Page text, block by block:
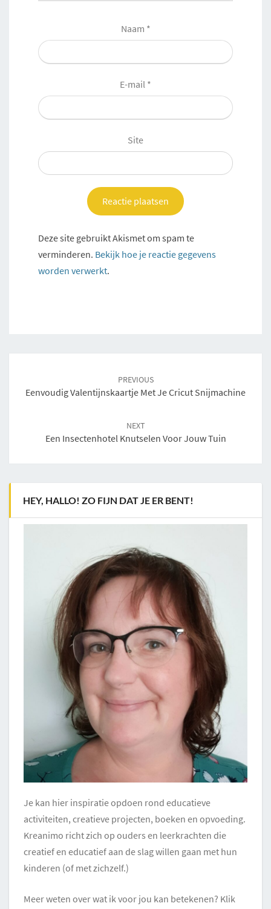
Naam *
E-mail *
Site
Deze site gebruikt Akismet om spam te
verminderen. Bekijk hoe je reactie gegevens
worden verwerkt.
PREVIOUS
Eenvoudig Valentijnskaartje Met Je Cricut Snijmachine
NEXT
Een Insectenhotel Knutselen Voor Jouw Tuin
HEY, HALLO! ZO FIJN DAT JE ER BENT!
Je kan hier inspiratie opdoen rond educatieve
activiteiten, creatieve projecten, boeken en opvoeding.
Kreanimo richt zich op ouders en leerkrachten die
creatief en educatief aan de slag willen gaan met hun
kinderen (of met zichzelf.)
Meer weten over wat ik voor jou kan betekenen? Klik